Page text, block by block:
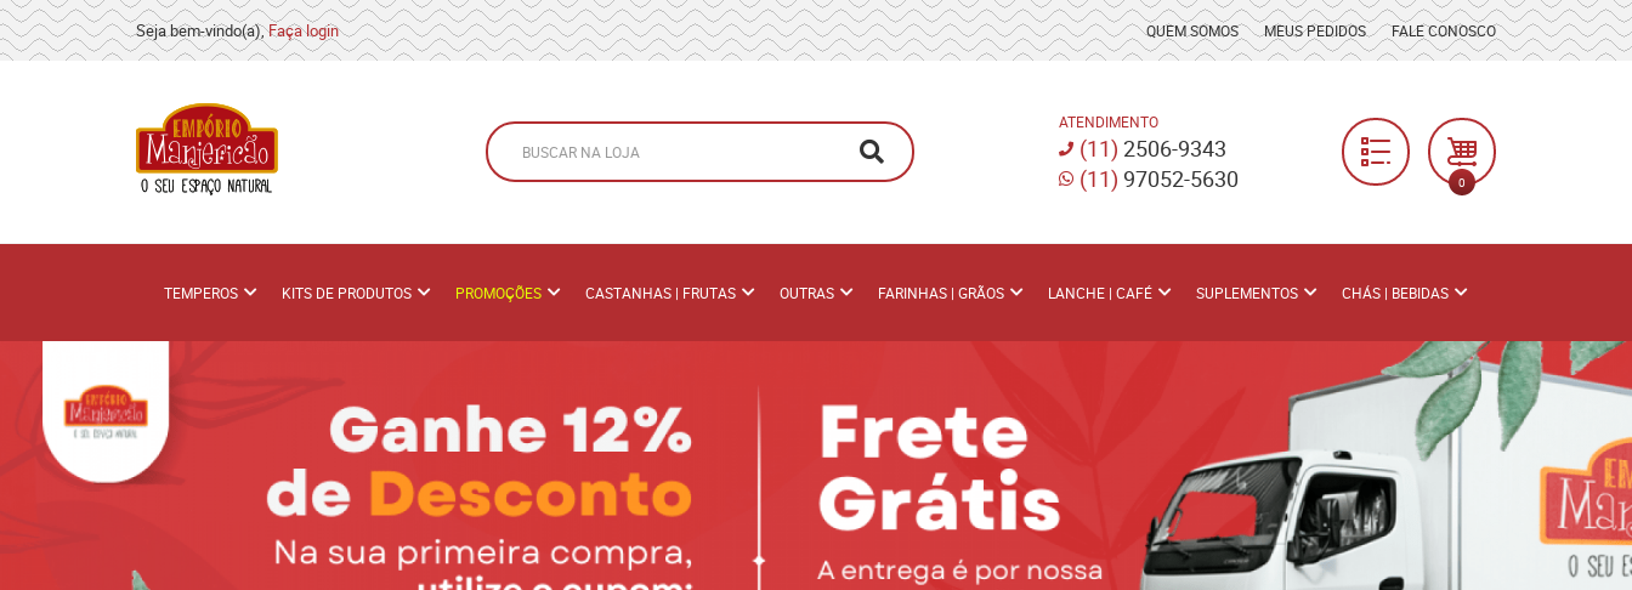
Seja bem-vindo(a),Faça login QUEM SOMOS MEUS PEDIDOS FALE CONOSCO
ATENDIMENTO
(11) 2506-9343
(11) 97052-5630 0
TEMPEROS KITS DE PRODUTOS PROMOÇÕES CASTANHAS | FRUTAS OUTRAS FARINHAS | GRÃOS LANCHE | CAFÉ SUPLEMENTOS CHÁS | BEBIDAS